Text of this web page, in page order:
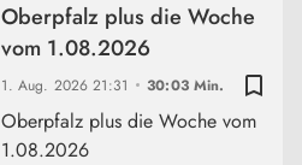
bookmark_border
1. Aug. 202621:31 30:03 Min.
Oberpfalz plus die Woche
vom 1.08.2026
Oberpfalz plus die Woche vom
1.08.2026